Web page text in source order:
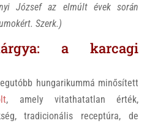
József az elmúlt évek során
Szerk.)
a karcagi
hungarikummá minősített
, amely vitathatatlan érték,
tradicionális receptúra, de